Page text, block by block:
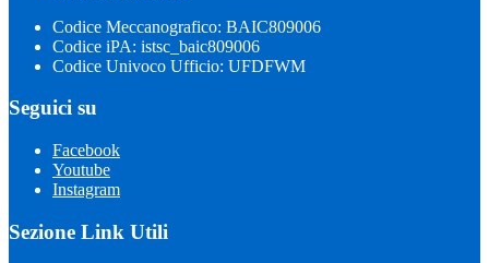
Codice Meccanografico: BAIC809006
Codice iPA: istsc_baic809006
Codice Univoco Ufficio: UFDFWM
Seguici su
Facebook
Youtube
Instagram
Sezione Link Utili